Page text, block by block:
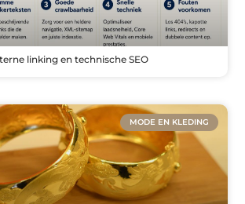
linking en technische SEO
MODE EN KLEDING